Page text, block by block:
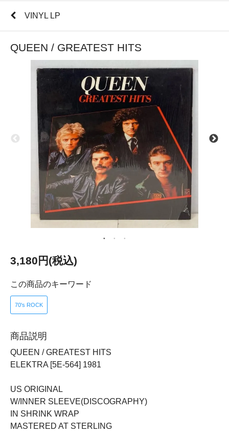
VINYL LP
QUEEN / GREATEST HITS
3,180円(税込)
この商品のキーワード
70's ROCK
商品説明
QUEEN / GREATEST HITS
ELEKTRA [5E-564] 1981
US ORIGINAL
W/INNER SLEEVE(DISCOGRAPHY)
IN SHRINK WRAP
MASTERED AT STERLING